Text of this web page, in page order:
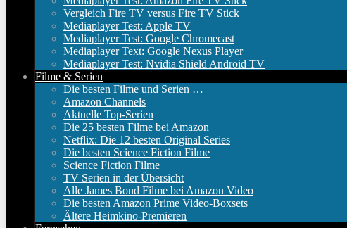
Vergleich Fire TV versus Fire TV Stick
Mediaplayer Test: Apple TV
Mediaplayer Test: Google Chromecast
Mediaplayer Text: Google Nexus Player
Mediaplayer Test: Nvidia Shield Android TV
Filme & Serien
Die besten Filme und Serien …
Amazon Channels
Aktuelle Top-Serien
Die 25 besten Filme bei Amazon
Netflix: Die 12 besten Original Series
Die besten Science Fiction Filme
Science Fiction Filme
TV Serien in der Übersicht
Alle James Bond Filme bei Amazon Video
Die besten Amazon Prime Video-Boxsets
Ältere Heimkino-Premieren